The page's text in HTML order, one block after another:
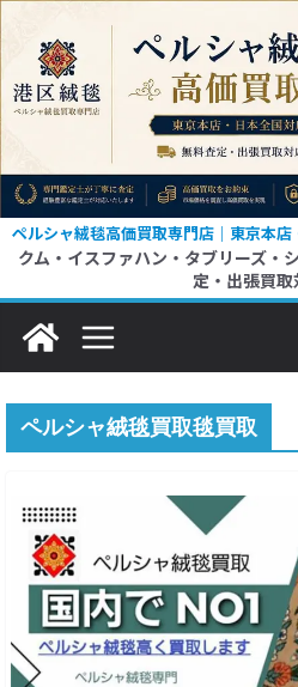
テ
へ
ス
ッ
ペルシャ絨毯高価買取専門店｜東京本
クム・イスファハン・タブリーズ・
定・出張買取
ペルシャ絨毯買取毯買取